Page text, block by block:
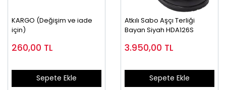
KARGO (Değişim ve iade
için)
260,00 TL
Sepete Ekle
Atkılı Sabo Aşçı Terliği
Bayan Siyah HDA126S
3.950,00 TL
Sepete Ekle